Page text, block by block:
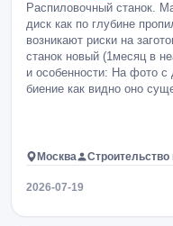
Распиловочный станок.
диск как по глубине
возникают риски на
станок новый (1месяц в
и особенности: На фото
биение как видно оно
Москва Строительство
2026-07-19